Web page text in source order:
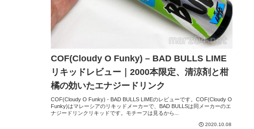
COF(Cloudy O Funky) – BAD BULLS LIME
リキッドレビュー｜2000本限定、清涼剤と柑
橘の効いたエナジードリンク
COF(Cloudy O Funky) - BAD BULLS LIMEのレビューです。COF(Cloudy O
Funky)はマレーシアのリキッドメーカーで、BAD BULLSは同メーカーのエ
ナジードリンクリキッドです。モチーフは見るから...
2020.10.08